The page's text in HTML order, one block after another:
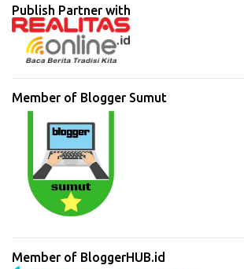
Publish Partner with
Member of Blogger Sumut
Member of BloggerHUB.id